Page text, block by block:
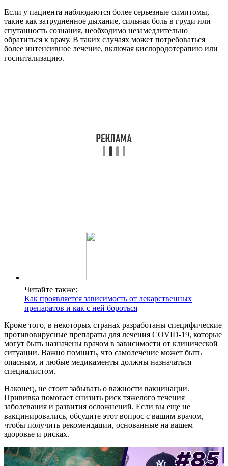
Если у пациента наблюдаются более серьезные симптомы,
такие как затрудненное дыхание, сильная боль в груди или
спутанность сознания, необходимо незамедлительно
обратиться к врачу. В таких случаях может потребоваться
более интенсивное лечение, включая кислородотерапию или
госпитализацию.
Читайте также:
Как проявляется зависимость от лекарственных
препаратов и как с ней бороться
Кроме того, в некоторых странах разработаны специфические
противовирусные препараты для лечения COVID-19, которые
могут быть назначены врачом в зависимости от клинической
ситуации. Важно помнить, что самолечение может быть
опасным, и любые медикаменты должны назначаться
специалистом.
Наконец, не стоит забывать о важности вакцинации.
Прививка помогает снизить риск тяжелого течения
заболевания и развития осложнений. Если вы еще не
вакцинировались, обсудите этот вопрос с вашим врачом,
чтобы получить рекомендации, основанные на вашем
здоровье и рисках.